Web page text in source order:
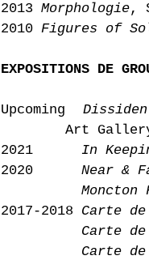
2013 Morphologie,
2010 Figures of
EXPOSITIONS DE
Upcoming
Art Gallery,
2021 In
2020 Near &
Moncton
2017-2018 Carte
Carte
Carte